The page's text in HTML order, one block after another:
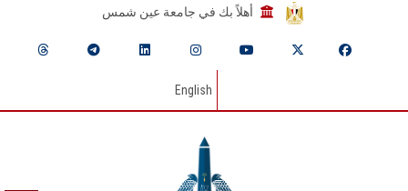
أهلاً بك في جامعة عين شمس
English